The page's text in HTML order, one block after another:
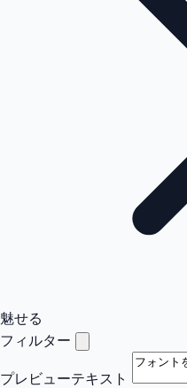
魅せる
フィルター
プレビューテキスト